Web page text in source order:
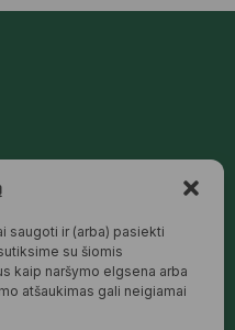
saugoti ir (arba) pasiekti
su šiomis
kaip naršymo elgsena arba
atšaukimas gali neigiamai
ir harmoningą
tiek gamtai.